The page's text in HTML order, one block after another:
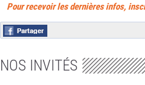
Pour recevoir les dernières infos,
NOS INVITÉS